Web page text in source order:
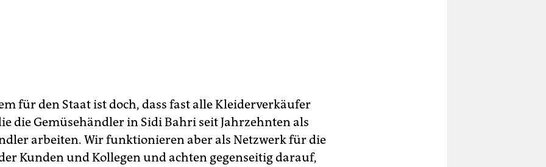
für den Staat ist doch, dass fast alle Kleiderverkäufer
die Gemüsehändler in Sidi Bahri seit Jahrzehnten als
arbeiten. Wir funktionieren aber als Netzwerk für die
Kunden und Kollegen und achten gegenseitig darauf,